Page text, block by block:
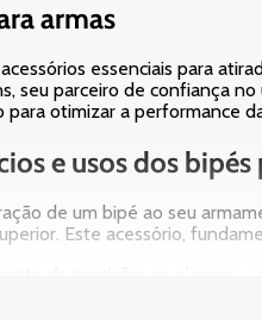
armas
essenciais para
seu parceiro de confiança
para otimizar a performance
e usos dos bipés
de um bipé ao seu
Este acessório,
mais consistentes.